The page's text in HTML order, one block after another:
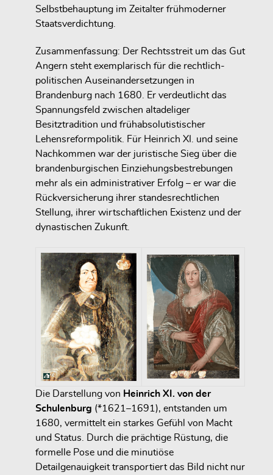
Selbstbehauptung im Zeitalter frühmoderner
Staatsverdichtung.
Zusammenfassung: Der Rechtsstreit um das Gut
Angern steht exemplarisch für die rechtlich-
politischen Auseinandersetzungen in
Brandenburg nach 1680. Er verdeutlicht das
Spannungsfeld zwischen altadeliger
Besitztradition und frühabsolutistischer
Lehensreformpolitik . Für Heinrich XI. und seine
Nachkommen war der juristische Sieg über die
brandenburgischen Einziehungsbestrebungen
mehr als ein administrativer Erfolg – er war die
Rückversicherung ihrer standesrechtlichen
Stellung, ihrer wirtschaftlichen Existenz und der
dynastischen Zukunft.
Die Darstellung von Heinrich XI. von der
Schulenburg (*1621–1691), entstanden um
1680, vermittelt ein starkes Gefühl von Macht
und Status. Durch die prächtige Rüstung, die
formelle Pose und die minutiöse
Detailgenauigkeit transportiert das Bild nicht nur